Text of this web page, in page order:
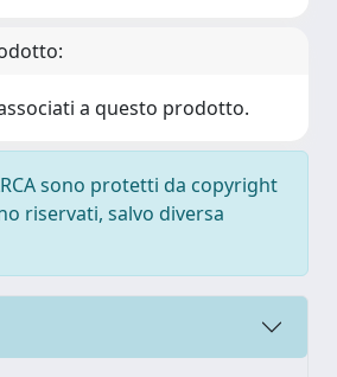
a questo prodotto.
sono protetti da copyright
riservati, salvo diversa